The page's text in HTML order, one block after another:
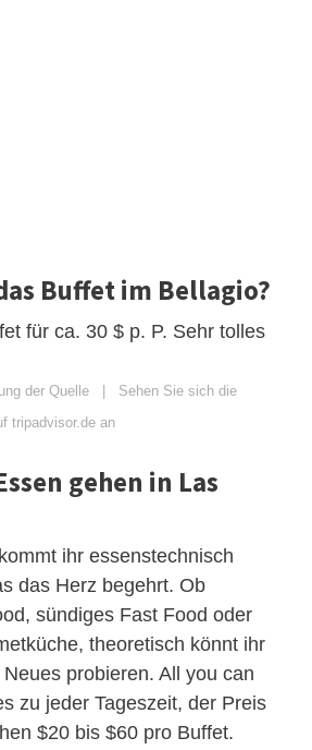
Buffet im Bellagio?
für ca. 30 $ p. P. Sehr tolles
der Quelle
Sehen Sie sich die
tripadvisor.de an
gehen in Las
ihr essenstechnisch
das Herz begehrt. Ob
sündiges Fast Food oder
theoretisch könnt ihr
probieren. All you can
zu jeder Tageszeit, der Preis
$20 bis $60 pro Buffet.